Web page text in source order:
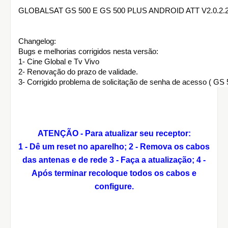
GLOBALSAT GS 500 E GS 500 PLUS ANDROID ATT
Changelog:
Bugs e melhorias corrigidos nesta versão:
1- Cine Global e Tv Vivo
2- Renovação do prazo de validade.
3- Corrigido problema de solicitação de senha de acesso ( GS
ATENÇÃO - Para atualizar seu receptor:
1 - Dê um reset no aparelho; 2 - Remova os cabos
das antenas e de rede 3 - Faça a atualização; 4 -
Após terminar recoloque todos os cabos e
configure.